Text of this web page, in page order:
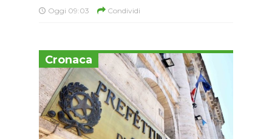
Oggi 09:03 Condividi
Cronaca